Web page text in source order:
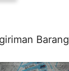
Barang